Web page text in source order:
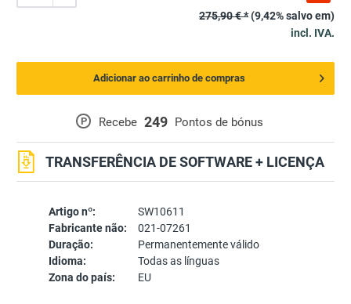
Artigo nº:
SW10611
Fabricante não:
021-07261
Duração:
Permanentemente válido
Idioma:
Todas as línguas
Zona do país:
EU
P Recebe 249 Pontos de bónus
TRANSFERÊNCIA DE SOFTWARE + LICENÇA
275,90 € *(9,42% salvo em)
incl. IVA.
Adicionar ao carrinho de compras